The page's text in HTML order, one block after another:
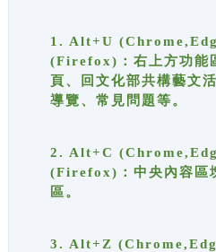
1. Alt+U
(Firefox)：右上方功能
頁、回文化部共構藝文
導覽、常見問題等。
2. Alt+C
(Firefox)：中央內容區
區。
3. Alt+Z